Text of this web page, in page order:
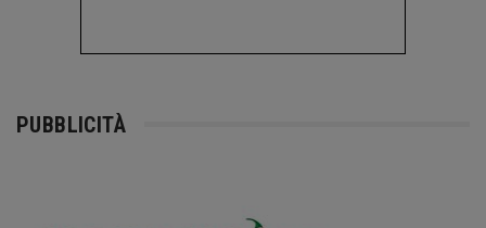
PUBBLICITÀ